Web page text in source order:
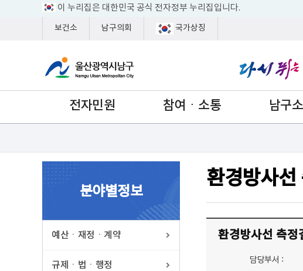
이 누리집은 대한민국 공식 전자정부 누리집입니다.
보건소 남구의회 국가상징
전자민원 참여ㆍ소통 남구
분야별정보
예산ㆍ재정ㆍ계약
규제ㆍ법ㆍ행정
환경방사선
환경방사선 측
담당부서 :